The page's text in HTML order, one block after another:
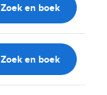
Zoek en boek
Zoek en boek